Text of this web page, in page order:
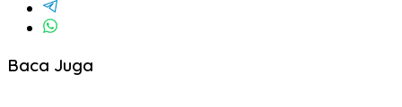
Baca Juga